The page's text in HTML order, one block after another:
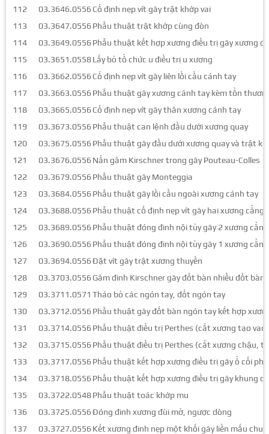
112
03.3646.0556 Cố định nẹp vít gãy trật khớp vai
113
03.3647.0556 Phẫu thuật trật khớp cùng đòn
114
03.3649.0556 Phẫu thuật kết hợp xương điều trị gãy xương
115
03.3651.0558Lấy bỏ tổ chức u điều trị u xương
116
03.3662.0556 Cố định nẹp vít gãy liên lồi cầu cánh tay
117
03.3663.0556 Phẫu thuật gãy xương cánh tay kèm tổn
118
03.3665.0556 Cố định nẹp vít gãy thân xương cánh tay
119
03.3673.0556 Phẫu thuật can lệnh đầu dưới xương quay
120
03.3675.0556 Phẫu thuật gãy đầu dưới xương quay và trật
121
03.3676.0556 Nắn găm Kirschner trong gãy Pouteau-Colles
122
03.3679.0556 Phẫu thuật gãy Monteggia
123
03.3684.0556 Phẫu thuật gãy lồi cầu ngoài xương cánh tay
124
03.3688.0556 Phẫu thuật cố định nẹp vít gãy hai xương cẳng
125
03.3689.0556 Phẫu thuật đóng đinh nội tủy gãy 2 xương
126
03.3690.0556 Phẫu thuật đóng đinh nội tủy gãy 1 xương
127
03.3694.0556Đặt vít gãy trật xương thuyền
128
03.3703.0556 Găm đinh Kirschner gãy đốt bàn nhiều đốt bàn
129
03.3711.0571 Tháo bỏ các ngón tay, đốt ngón tay
130
03.3712.0556 Phẫu thuật gãy đốt bàn ngón tay kết hợp
131
03.3714.0556 Phẫu thuật điều trị Perthes (cắt xương tạo
132
03.3715.0556 Phẫu thuật điều trị Perthes (cắt xương chậu,
133
03.3717.0556 Phẫu thuật kết hợp xương điều trị gãy ổ cối
134
03.3718.0556 Phẫu thuật kết hợp xương điều trị gãy khung
135
03.3722.0548Phẫu thuật toác khớp mu
136
03.3725.0556Đóng đinh xương đùi mở, ngược dòng
137
03.3727.0556 Kết xương đinh nẹp một khối gãy liền mấu